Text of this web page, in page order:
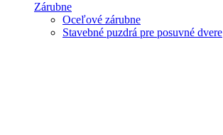
Zárubne
Oceľové zárubne
Stavebné puzdrá pre posuvné dvere